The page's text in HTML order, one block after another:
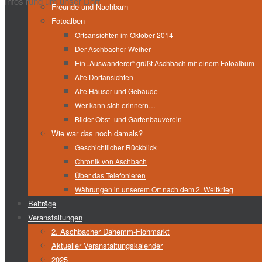
Freunde und Nachbarn
Fotoalben
Ortsansichten im Oktober 2014
Der Aschbacher Weiher
Ein „Auswanderer“ grüßt Aschbach mit einem Fotoalbum
Alte Dorfansichten
Alte Häuser und Gebäude
Wer kann sich erinnern…
Bilder Obst- und Gartenbauverein
Wie war das noch damals?
Geschichtlicher Rückblick
Chronik von Aschbach
Über das Telefonieren
Währungen in unserem Ort nach dem 2. Weltkrieg
Beiträge
Veranstaltungen
2. Aschbacher Dahemm-Flohmarkt
Aktueller Veranstaltungskalender
2025